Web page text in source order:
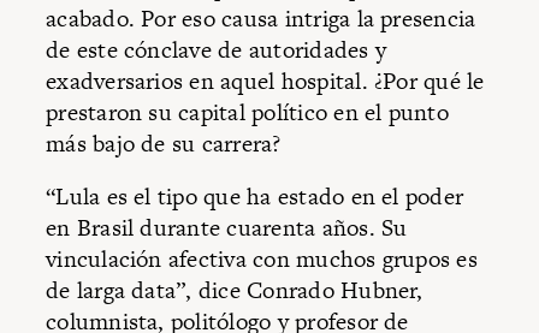
acabado. Por eso causa intriga la presencia
de este cónclave de autoridades y
exadversarios en aquel hospital. ¿Por qué le
prestaron su capital político en el punto
más bajo de su carrera?
“Lula es el tipo que ha estado en el poder
en Brasil durante cuarenta años. Su
vinculación afectiva con muchos grupos es
de larga data”, dice Conrado Hubner,
columnista, politólogo y profesor de